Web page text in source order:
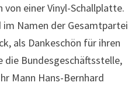
einer Vinyl-Schallplatte.
Namen der Gesamtpartei
als Dankeschön für ihren
die Bundesgeschäftsstelle,
Mann Hans-Bernhard